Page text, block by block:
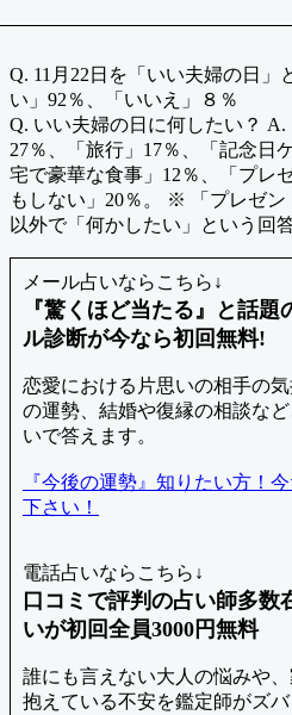
Q. 11月22日を「いい夫婦の日」
い」92％、「いいえ」８％
Q. いい夫婦の日に何したい？ A.
27％、「旅行」17％、「記念日
宅で豪華な食事」12％、「プレ
もしない」20％。 ※ 「プレゼン
以外で「何かしたい」という回答
メール占いならこちら↓
『驚くほど当たる』と話
ル診断が今なら初回無料!
恋愛における片思いの相手の
の運勢、結婚や復縁の相談な
いで答えます。
『今後の運勢』知りたい方！
下さい！
電話占いならこちら↓
口コミで評判の占い師多数
いが初回全員3000円無料
誰にも言えない大人の悩みや
抱えている不安を鑑定師がズ